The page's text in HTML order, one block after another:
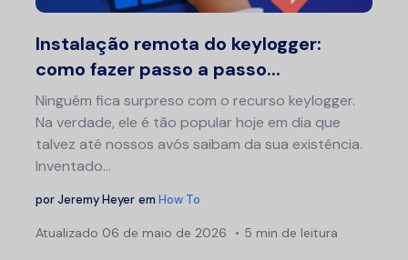
Instalação remota do keylogger:
como fazer passo a passo...
Ninguém fica surpreso com o recurso keylogger.
Na verdade, ele é tão popular hoje em dia que
talvez até nossos avós saibam da sua existência.
Inventado...
porJeremy Heyer em How To
Atualizado 06 de maio de 2026 5 min de leitura